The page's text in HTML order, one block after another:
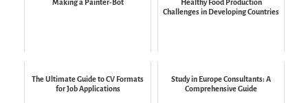
Making a Painter-Bot
Healthy Food Production
Challenges in Developing Countries
The Ultimate Guide to CV Formats
for Job Applications
Study in Europe Consultants: A
Comprehensive Guide